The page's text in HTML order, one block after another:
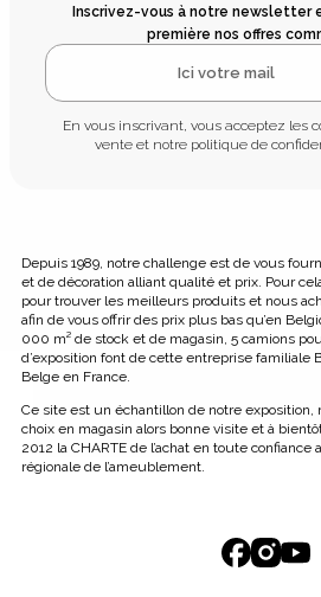
Inscrivez-vous à notre newsletter
première nos offres
En vous inscrivant, vous acceptez les
vente et notre politique de
Depuis 1989, notre challenge est de vous
et de décoration alliant qualité et prix. Pour
pour trouver les meilleurs produits et nous
afin de vous offrir des prix plus bas qu’en
000 m² de stock et de magasin, 5 camions
d’exposition font de cette entreprise familiale
Belge en France.
Ce site est un échantillon de notre exposition,
choix en magasin alors bonne visite et à
2012 la CHARTE de l’achat en toute
régionale de l’ameublement.